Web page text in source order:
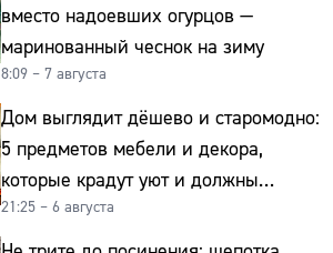
вместо надоевших огурцов —
маринованный чеснок на зиму
8:09 – 7 августа
Дом выглядит дёшево и старомодно:
5 предметов мебели и декора,
которые крадут уют и должны
отправиться на свалку прямо сейчас
21:25 – 6 августа